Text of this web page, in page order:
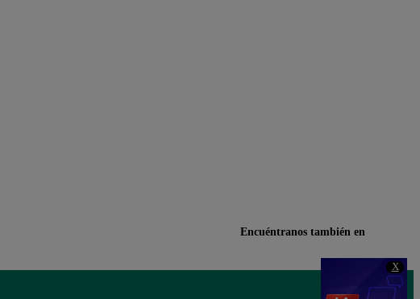
X
Encuéntranos también en